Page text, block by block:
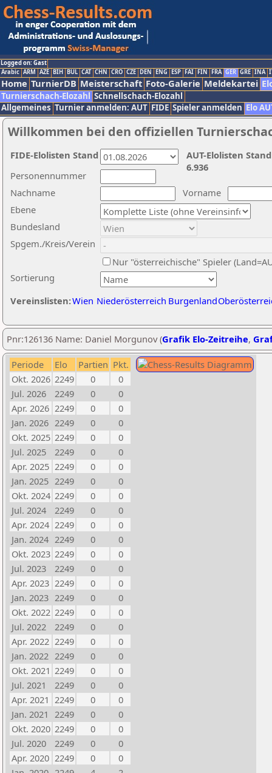
Logged on: Gast
Arabic ARM AZE BIH BUL CAT CHN CRO CZE DEN ENG ESP FAI FIN FRA GER GRE INA
Home TurnierDB Meisterschaft Foto-Galerie Meldekartei
Turnierschach-Elozahl Schnellschach-Elozahl
Allgemeines Turnier anmelden: AUT FIDE Spieler anmelden Elo
Willkommen bei den offiziellen
Nachname
Vorname
Ebene
Sortierung
Personennummer
Bundesland
Spgem./Kreis/Verein
Nur "österreichische" Spieler
Vereinslisten:Wien Niederösterreich Burgenland
AUT-Elolisten
6.936
FIDE-Elolisten Stand
Pnr:126136 Name: Daniel Morgunov (Grafik Elo-Zeitreihe,
Periode Elo Partien Pkt.
Okt. 2026 2249 0
0
Jul. 2026
2249 0
0
Apr. 2026 2249 0
0
Jan. 2026 2249 0
0
Okt. 2025 2249 0
0
Jul. 2025
2249 0
0
Apr. 2025 2249 0
0
Jan. 2025 2249 0
0
Okt. 2024 2249 0
0
Jul. 2024
2249 0
0
Apr. 2024 2249 0
0
Jan. 2024 2249 0
0
Okt. 2023 2249 0
0
Jul. 2023
2249 0
0
Apr. 2023 2249 0
0
Jan. 2023 2249 0
0
Okt. 2022 2249 0
0
Jul. 2022
2249 0
0
Apr. 2022 2249 0
0
Jan. 2022 2249 0
0
Okt. 2021 2249 0
0
Jul. 2021
2249 0
0
Apr. 2021 2249 0
0
Jan. 2021 2249 0
0
Okt. 2020 2249 0
0
Jul. 2020
2249 0
0
Apr. 2020 2249 0
0